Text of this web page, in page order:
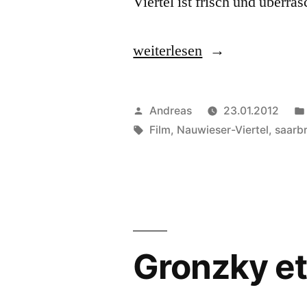
„Vierviertel:
über
das
Saarbrücken“
weiterlesen
Veröffentlicht
von
Andreas 23.01.2012
Schlagwörter:
Film, Nauwieser-Viertel,
Gronzky